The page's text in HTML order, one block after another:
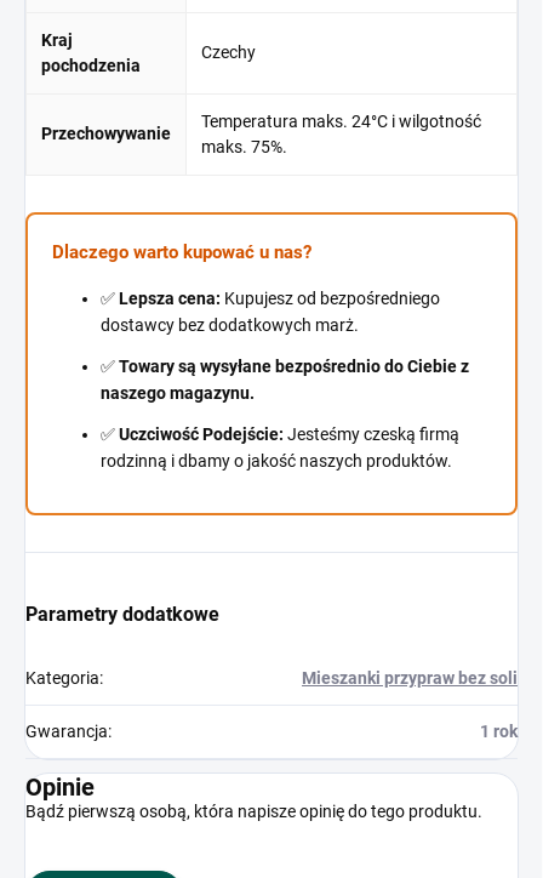
Kraj
pochodzenia
Czechy
Przechowywanie
Temperatura maks. 24°C i wilgotność
maks. 75%.
Dlaczego warto kupować u nas?
✅Lepsza cena: Kupujesz od bezpośredniego
dostawcy bez dodatkowych marż.
✅Towary są wysyłane bezpośrednio do Ciebie z
naszego magazynu.
✅Uczciwość Podejście: Jesteśmy czeską firmą
rodzinną i dbamy o jakość naszych produktów.
Parametry dodatkowe
Kategoria: Mieszanki przypraw bez soli
Gwarancja: 1 rok
Opinie
Bądź pierwszą osobą, która napisze opinię do tego produktu.